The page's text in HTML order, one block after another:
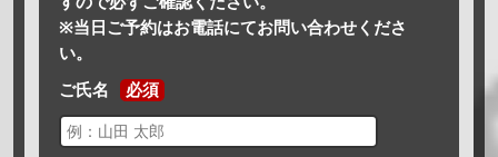
※当日ご予約はお電話にてお問い合わせくださ
い。
ご氏名 必須